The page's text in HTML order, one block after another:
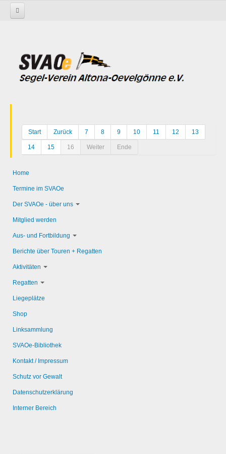
Start Zurück 7 8 9 10 11 12 13
14 15 16 Weiter Ende
Home
Termine im SVAOe
Der SVAOe - über uns
Mitglied werden
Aus- und Fortbildung
Berichte über Touren + Regatten
Aktivitäten
Regatten
Liegeplätze
Shop
Linksammlung
SVAOe-Bibliothek
Kontakt / Impressum
Schutz vor Gewalt
Datenschutzerklärung
Interner Bereich